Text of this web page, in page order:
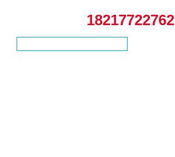
18217722762